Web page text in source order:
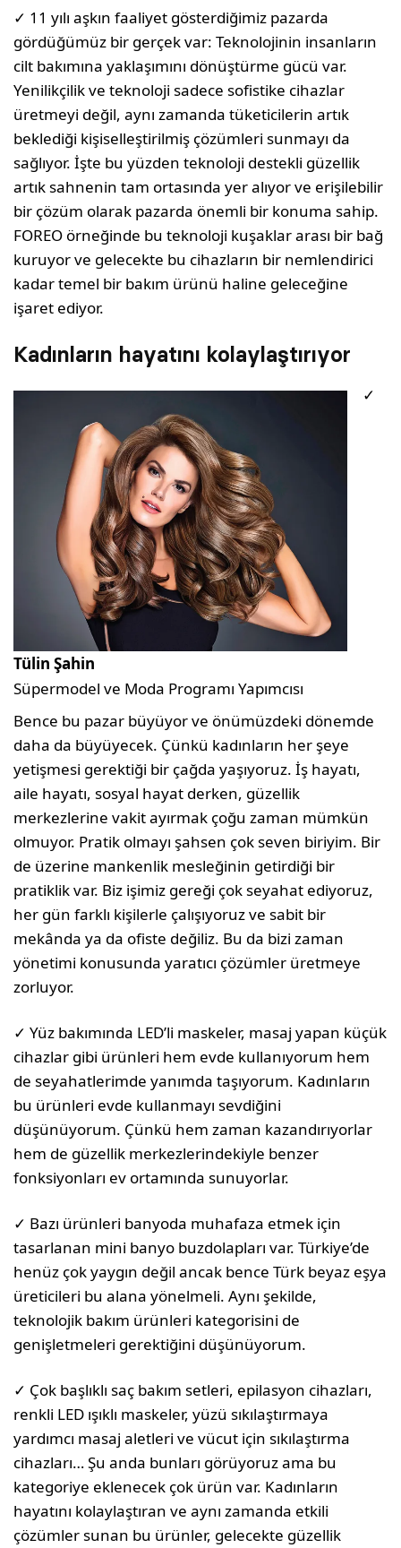
✓ 11 yılı aşkın faaliyet gösterdiğimiz pazarda
gördüğümüz bir gerçek var: Teknolojinin insanların
cilt bakımına yaklaşımını dönüştürme gücü var.
Yenilikçilik ve teknoloji sadece sofistike cihazlar
üretmeyi değil, aynı zamanda tüketicilerin artık
beklediği kişiselleştirilmiş çözümleri sunmayı da
sağlıyor. İşte bu yüzden teknoloji destekli güzellik
artık sahnenin tam ortasında yer alıyor ve erişilebilir
bir çözüm olarak pazarda önemli bir konuma sahip.
FOREO örneğinde bu teknoloji kuşaklar arası bir bağ
kuruyor ve gelecekte bu cihazların bir nemlendirici
kadar temel bir bakım ürünü haline geleceğine
işaret ediyor.
Kadınların hayatını kolaylaştırıyor
Tülin Şahin
Süpermodel ve Moda Programı Yapımcısı
✓
Bence bu pazar büyüyor ve önümüzdeki dönemde
daha da büyüyecek. Çünkü kadınların her şeye
yetişmesi gerektiği bir çağda yaşıyoruz. İş hayatı,
aile hayatı, sosyal hayat derken, güzellik
merkezlerine vakit ayırmak çoğu zaman mümkün
olmuyor. Pratik olmayı şahsen çok seven biriyim. Bir
de üzerine mankenlik mesleğinin getirdiği bir
pratiklik var. Biz işimiz gereği çok seyahat ediyoruz,
her gün farklı kişilerle çalışıyoruz ve sabit bir
mekânda ya da ofiste değiliz. Bu da bizi zaman
yönetimi konusunda yaratıcı çözümler üretmeye
zorluyor.
✓ Yüz bakımında LED’li maskeler, masaj yapan küçük
cihazlar gibi ürünleri hem evde kullanıyorum hem
de seyahatlerimde yanımda taşıyorum. Kadınların
bu ürünleri evde kullanmayı sevdiğini
düşünüyorum. Çünkü hem zaman kazandırıyorlar
hem de güzellik merkezlerindekiyle benzer
fonksiyonları ev ortamında sunuyorlar.
✓ Bazı ürünleri banyoda muhafaza etmek için
tasarlanan mini banyo buzdolapları var. Türkiye’de
henüz çok yaygın değil ancak bence Türk beyaz eşya
üreticileri bu alana yönelmeli. Aynı şekilde,
teknolojik bakım ürünleri kategorisini de
genişletmeleri gerektiğini düşünüyorum.
✓ Çok başlıklı saç bakım setleri, epilasyon cihazları,
renkli LED ışıklı maskeler, yüzü sıkılaştırmaya
yardımcı masaj aletleri ve vücut için sıkılaştırma
cihazları… Şu anda bunları görüyoruz ama bu
kategoriye eklenecek çok ürün var. Kadınların
hayatını kolaylaştıran ve aynı zamanda etkili
çözümler sunan bu ürünler, gelecekte güzellik